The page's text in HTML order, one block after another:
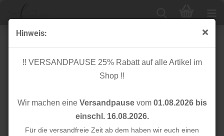
Hinweis:
!! VERSANDPAUSE 25% Rabatt auf alle Artikel im
Shop !!
Wir machen eine Versandpausevom 01.08.2026 bis
einschl. 16.08.2026.
Für die versandfreie Zeit ab dem haben wir euch einen
Erweiterte Suche
In Kürze neue Produkte...
Möchten Sie noch einmal suchen?